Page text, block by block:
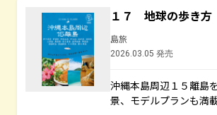
１７ 地球の歩き
島旅
2026.03.05 発売
沖縄本島周辺１５離島
景、モデルプランも満